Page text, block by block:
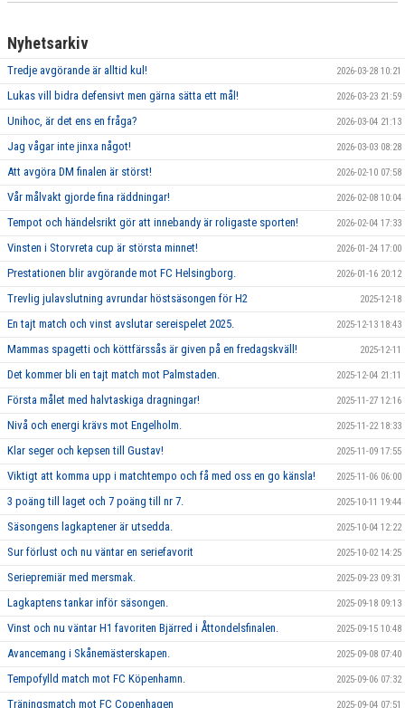
Nyhetsarkiv
Tredje avgörande är alltid kul! 2026-03-28 10:21
Lukas vill bidra defensivt men gärna sätta ett mål! 2026-03-23 21:59
Unihoc, är det ens en fråga? 2026-03-04 21:13
Jag vågar inte jinxa något! 2026-03-03 08:28
Att avgöra DM finalen är störst! 2026-02-10 07:58
Vår målvakt gjorde fina räddningar! 2026-02-08 10:04
Tempot och händelsrikt gör att innebandy är roligaste sporten! 2026-02-04 17:33
Vinsten i Storvreta cup är största minnet! 2026-01-24 17:00
Prestationen blir avgörande mot FC Helsingborg. 2026-01-16 20:12
Trevlig julavslutning avrundar höstsäsongen för H2 2025-12-18
En tajt match och vinst avslutar sereispelet 2025. 2025-12-13 18:43
Mammas spagetti och köttfärssås är given på en fredagskväll! 2025-12-11
Det kommer bli en tajt match mot Palmstaden. 2025-12-04 21:11
Första målet med halvtaskiga dragningar! 2025-11-27 12:16
Nivå och energi krävs mot Engelholm. 2025-11-22 18:33
Klar seger och kepsen till Gustav! 2025-11-09 17:55
Viktigt att komma upp i matchtempo och få med oss en go känsla! 2025-11-06 06:00
3 poäng till laget och 7 poäng till nr 7. 2025-10-11 19:44
Säsongens lagkaptener är utsedda. 2025-10-04 12:22
Sur förlust och nu väntar en seriefavorit 2025-10-02 14:25
Seriepremiär med mersmak. 2025-09-23 09:31
Lagkaptens tankar inför säsongen. 2025-09-18 09:13
Vinst och nu väntar H1 favoriten Bjärred i Åttondelsfinalen. 2025-09-15 10:48
Avancemang i Skånemästerskapen. 2025-09-08 07:40
Tempofylld match mot FC Köpenhamn. 2025-09-06 07:32
Träningsmatch mot FC Copenhagen 2025-09-04 07:51